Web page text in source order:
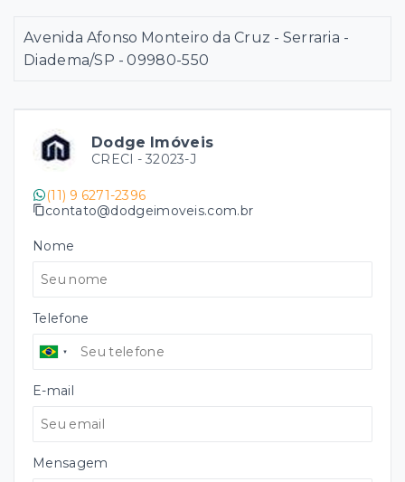
Dodge Imóveis
CRECI - 32023-J
(11) 9 6271-2396
contato@dodgeimoveis.com.br
Nome
Telefone
E-mail
Mensagem
Avenida Afonso Monteiro da Cruz - Serraria -
Diadema/SP - 09980-550